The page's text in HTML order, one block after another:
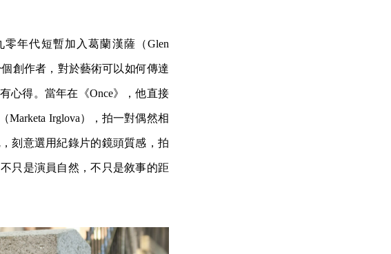
年代短暫加入葛蘭漢薩（Glen
個創作者，對於藝術可以如何傳達
心得。當年在《Once》，他直接
Irglova），拍一對偶然相
刻意選用紀錄片的鏡頭質感，拍
只是演員自然，不只是敘事的距